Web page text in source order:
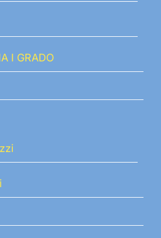
I GRADO